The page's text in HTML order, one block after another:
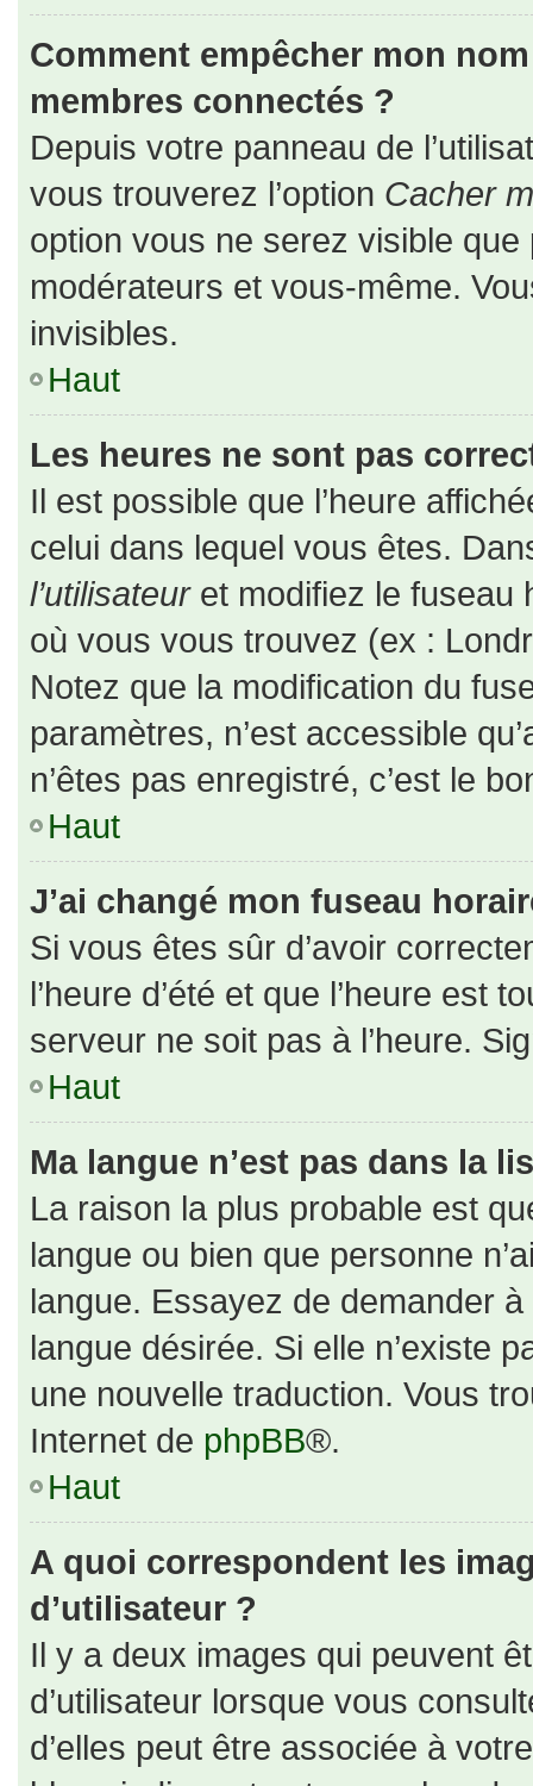
Comment empêcher mon
membres connectés ?
Depuis votre panneau de
vous trouverez l’option Cacher
option vous ne serez visible
modérateurs et vous-même.
invisibles.
Haut
Les heures ne sont pas
Il est possible que l’heure
celui dans lequel vous êtes.
l’utilisateuret modifiez le fuseau
où vous vous trouvez (ex :
Notez que la modification du
paramètres, n’est accessible
n’êtes pas enregistré, c’est le
Haut
J’ai changé mon fuseau
Si vous êtes sûr d’avoir
l’heure d’été et que l’heure est
serveur ne soit pas à l’heure.
Haut
Ma langue n’est pas dans la
La raison la plus probable est
langue ou bien que personne
langue. Essayez de demander
langue désirée. Si elle n’existe
une nouvelle traduction. Vous
Internet de phpBB®.
Haut
A quoi correspondent les
d’utilisateur ?
Il y a deux images qui peuvent
d’utilisateur lorsque vous
d’elles peut être associée à